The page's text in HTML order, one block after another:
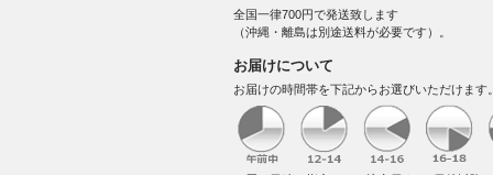
全国一律700円で発送致します
（沖縄・離島は別途送料が必要です）。
お届けについて
お届けの時間帯を下記からお選びいただけます